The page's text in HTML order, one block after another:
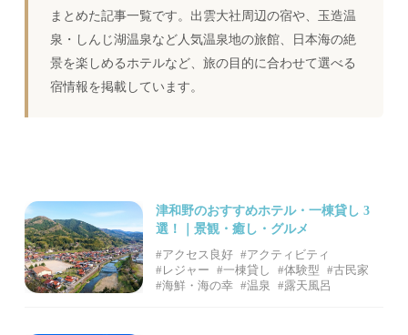
まとめた記事一覧です。出雲大社周辺の宿や、玉造温
泉・しんじ湖温泉など人気温泉地の旅館、日本海の絶
景を楽しめるホテルなど、旅の目的に合わせて選べる
宿情報を掲載しています。
津和野のおすすめホテル・一棟貸し 3
選！｜景観・癒し・グルメ
#アクセス良好 #アクティビティ
#レジャー
#一棟貸し #体験型
#古民家
#海鮮・海の幸 #温泉 #露天風呂